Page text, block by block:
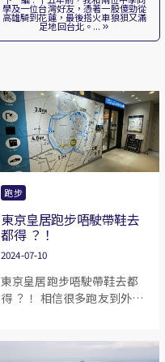
學及一位台灣好友，憑著一股傻勁從
高雄騎到花蓮，最後搭火車狼狽又滿
足地回台北。...
跑步
東京皇居跑步唔駛帶鞋去
都得 ？！
2024-07-10
東京皇居跑步唔駛帶鞋去都
得 ？！ 相信很多跑友到外地
今次為大家介紹一個在東京